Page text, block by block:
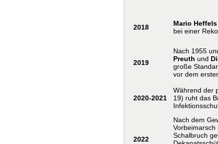
2018 Mario Heffels
bei einer
2019
Nach 1955
Preuth und
große
vor dem
2020-2021
Während der
19) ruht das
2022
Nach dem
Schalbruch